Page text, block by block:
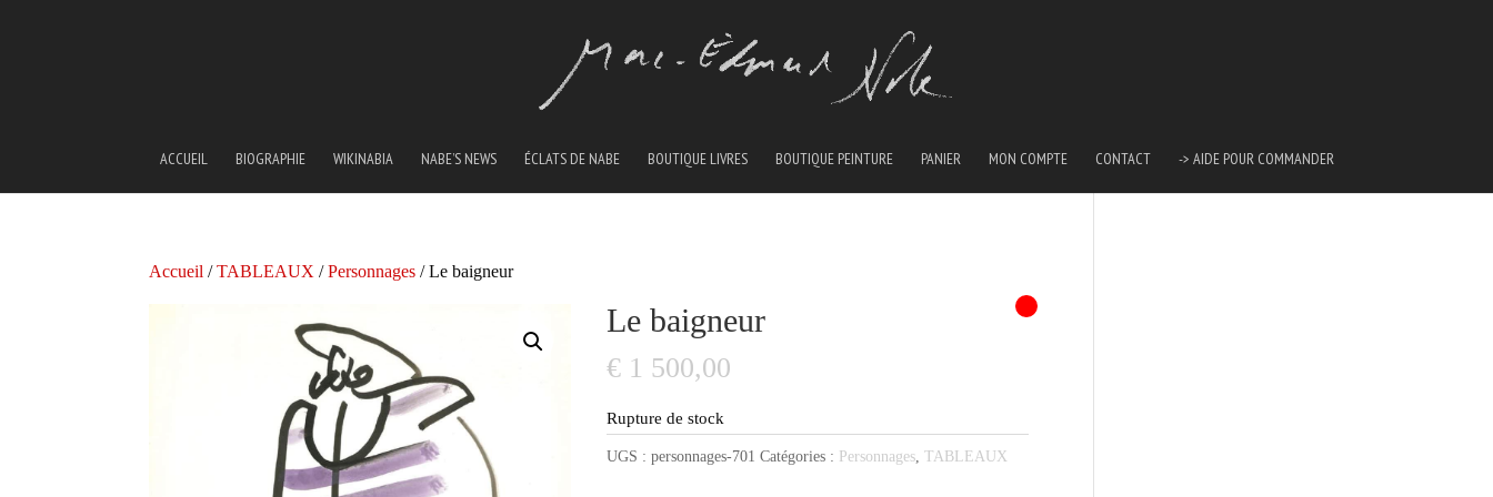
ACCUEIL BIOGRAPHIE WIKINABIA NABE’S NEWS ÉCLATS DE NABE BOUTIQUE LIVRES BOUTIQUE PEINTURE PANIER MON COMPTE CONTACT -> AIDE POUR COMMANDER
Accueil /TABLEAUX /Personnages / Le baigneur
Le baigneur
€ 1 500,00
Rupture de stock
UGS :personnages-701 Catégories : Personnages,TABLEAUX